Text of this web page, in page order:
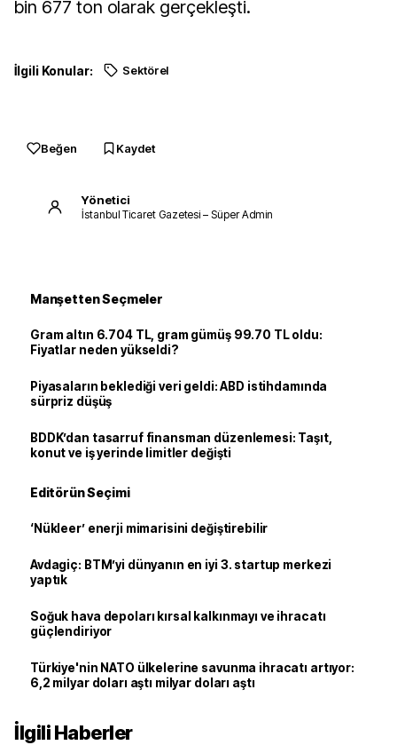
bin 677 ton olarak gerçekleşti.
İlgili Konular: Sektörel
Beğen Kaydet
Yönetici
İstanbul Ticaret Gazetesi – Süper Admin
Manşetten Seçmeler
Gram altın 6.704 TL, gram gümüş 99.70 TL oldu:
Fiyatlar neden yükseldi?
Piyasaların beklediği veri geldi: ABD istihdamında
sürpriz düşüş
BDDK’dan tasarruf finansman düzenlemesi: Taşıt,
konut ve iş yerinde limitler değişti
Editörün Seçimi
‘Nükleer’ enerji mimarisini değiştirebilir
Avdagiç: BTM’yi dünyanın en iyi 3. startup merkezi
yaptık
Soğuk hava depoları kırsal kalkınmayı ve ihracatı
güçlendiriyor
Türkiye'nin NATO ülkelerine savunma ihracatı artıyor:
6,2 milyar doları aştı milyar doları aştı
İlgili Haberler